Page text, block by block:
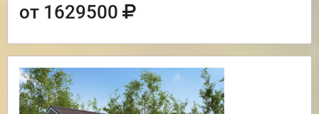
от 1629500